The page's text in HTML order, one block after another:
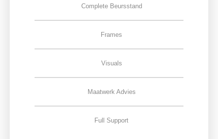
Complete Beursstand
Frames
Visuals
Maatwerk Advies
Full Support